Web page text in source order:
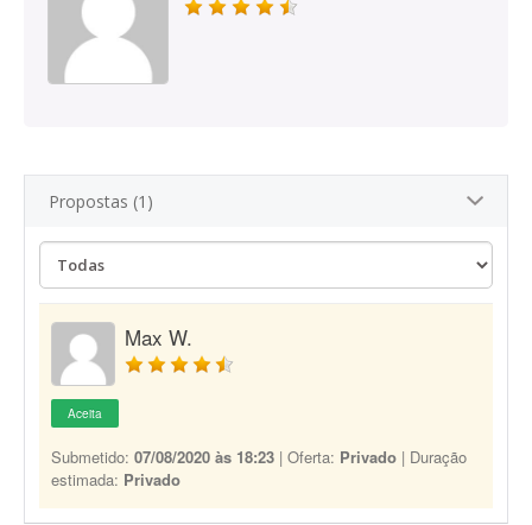
Propostas (1)
Max W.
Aceita
Submetido: 07/08/2020 às 18:23 | Oferta: Privado | Duração
estimada: Privado